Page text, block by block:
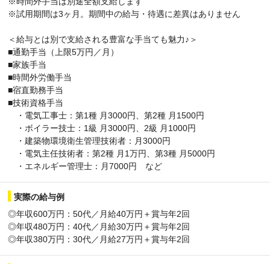
※試用期間は3ヶ月。期間中の給与・待遇に差異はありません
＜給与とは別で支給される豊富な手当ても魅力♪＞
■通勤手当（上限5万円／月）
■家族手当
■時間外労働手当
■宿直勤務手当
■技術資格手当
・電気工事士：第1種 月3000円、第2種 月1500円
・ボイラー技士：1級 月3000円、2級 月1000円
・建築物環境衛生管理技術者：月3000円
・電気主任技術者：第2種 月1万円、第3種 月5000円
・エネルギー管理士：月7000円 など
実際の給与例
◎年収600万円：50代／月給40万円＋賞与年2回
◎年収480万円：40代／月給30万円＋賞与年2回
◎年収380万円：30代／月給27万円＋賞与年2回